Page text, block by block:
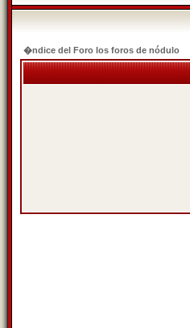
�ndice del Foro los foros de nódulo